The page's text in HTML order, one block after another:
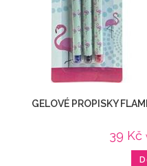
GELOVÉ PROPISKY
39 Kč